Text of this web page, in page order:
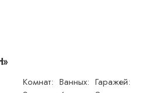
Комнат: Ванных: Гаражей: